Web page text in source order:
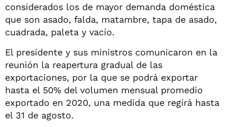
considerados los de mayor demanda doméstica
que son asado, falda, matambre, tapa de asado,
cuadrada, paleta y vacío.
El presidente y sus ministros comunicaron en la
reunión la reapertura gradual de las
exportaciones, por la que se podrá exportar
hasta el 50% del volumen mensual promedio
exportado en 2020, una medida que regirá hasta
el 31 de agosto.